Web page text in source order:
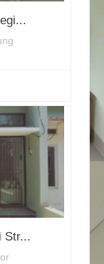
Str...